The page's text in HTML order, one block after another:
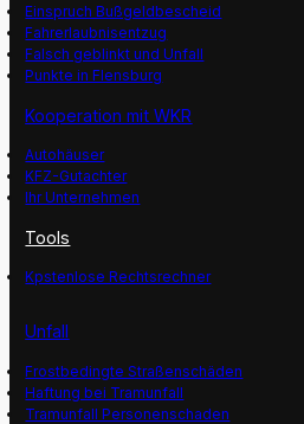
Einspruch Bußgeldbescheid
Fahrerlaubnisentzug
Falsch geblinkt und Unfall
Punkte in Flensburg
Kooperation mit WKR
Autohäuser
KFZ-Gutachter
Ihr Unternehmen
Tools
Kpstenlose Rechtsrechner
Unfall
Frostbedingte Straßenschäden
Haftung bei Tramunfall
Tramunfall Personenschaden